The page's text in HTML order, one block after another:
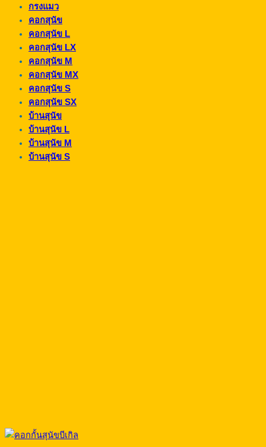
กรงแมว
คอกสุนัข
คอกสุนัข L
คอกสุนัข LX
คอกสุนัข M
คอกสุนัข MX
คอกสุนัข S
คอกสุนัข SX
บ้านสุนัข
บ้านสุนัข L
บ้านสุนัข M
บ้านสุนัข S